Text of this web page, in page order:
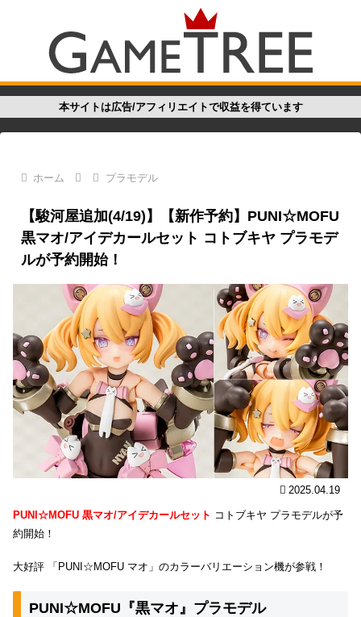
本サイトは広告/アフィリエイトで収益を得ています
ホーム プラモデル
【駿河屋追加(4/19)】【新作予約】PUNI☆MOFU
黒マオ/アイデカールセット コトブキヤ プラモデ
ルが予約開始！
2025.04.19
PUNI☆MOFU 黒マオ/アイデカールセット コトブキヤ プラモデルが予
約開始！
大好評 「PUNI☆MOFU マオ」のカラーバリエーション機が参戦！
PUNI☆MOFU『黒マオ』プラモデル